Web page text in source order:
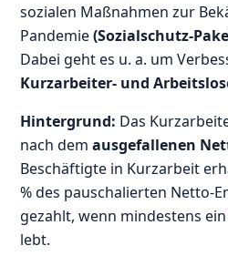
sozialen Maßnahmen zur
Pandemie(Sozialschutz-
Dabei geht es u. a. um
Kurzarbeiter- und
Hintergrund: Das
nach demausgefallenen
Beschäftigte in Kurzarbeit
% des pauschalierten Netto-
gezahlt, wenn mindestens
lebt.